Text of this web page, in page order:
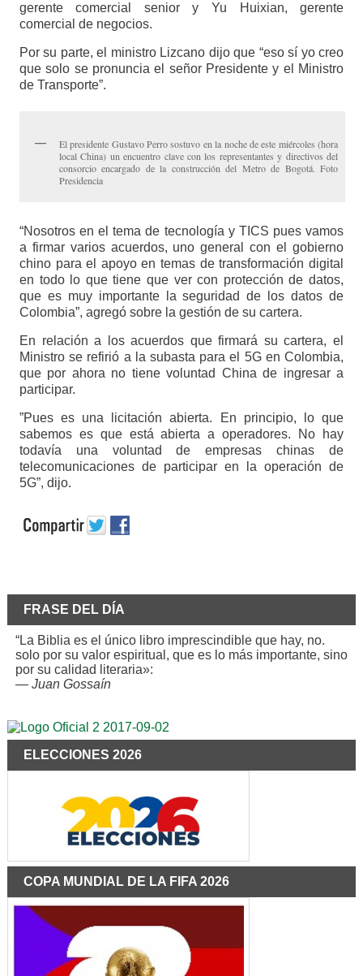
gerente comercial senior y Yu Huixian, gerente
comercial de negocios.
Por su parte, el ministro Lizcano dijo que “eso sí yo creo
que solo se pronuncia el señor Presidente y el Ministro
de Transporte”.
El presidente Gustavo Perro sostuvo en la noche de este miércoles (hora
local China) un encuentro clave con los representantes y directivos del
consorcio encargado de la construcción del Metro de Bogotá. Foto
Presidencia
“Nosotros en el tema de tecnología y TICS pues vamos
a firmar varios acuerdos, uno general con el gobierno
chino para el apoyo en temas de transformación digital
en todo lo que tiene que ver con protección de datos,
que es muy importante la seguridad de los datos de
Colombia”, agregó sobre la gestión de su cartera.
En relación a los acuerdos que firmará su cartera, el
Ministro se refirió a la subasta para el 5G en Colombia,
que por ahora no tiene voluntad China de ingresar a
participar.
”Pues es una licitación abierta. En principio, lo que
sabemos es que está abierta a operadores. No hay
todavía una voluntad de empresas chinas de
telecomunicaciones de participar en la operación de
5G”, dijo.
FRASE DEL DÍA
“La Biblia es el único libro imprescindible que hay, no.
solo por su valor espiritual, que es lo más importante, sino
por su calidad literaria»:
— Juan Gossaín
ELECCIONES 2026
COPA MUNDIAL DE LA FIFA 2026